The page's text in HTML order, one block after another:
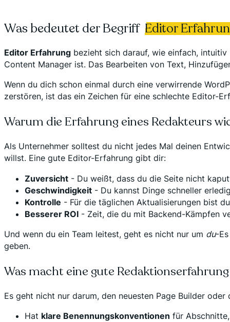
Was bedeutet der Begriff Editor
Editor Erfahrung bezieht sich darauf, wie einfach,
Content Manager ist. Das Bearbeiten von Text,
Wenn du dich schon einmal durch eine verwirrende
zerstören, ist das ein Zeichen für eine schlechte Editor-
Warum die Erfahrung eines Redakteurs
Als Unternehmer solltest du nicht jedes Mal deinen
willst. Eine gute Editor-Erfahrung gibt dir:
Zuversicht - Du weißt, dass du die Seite nicht
Geschwindigkeit - Du kannst Dinge schneller
Kontrolle - Für die täglichen Aktualisierungen bist
Besserer ROI - Zeit, die du mit Backend-Kämpfen
Und wenn du ein Team leitest, geht es nicht nur um du-
geben.
Was macht eine gute
Es geht nicht nur darum, den neuesten Page Builder
Hat klare Benennungskonventionen für